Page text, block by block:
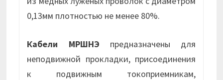
0,13мм плотностью не менее 80%.
Кабели МРШНЭ предназначены для
неподвижной прокладки, присоединения
к подвижным токоприемникам,